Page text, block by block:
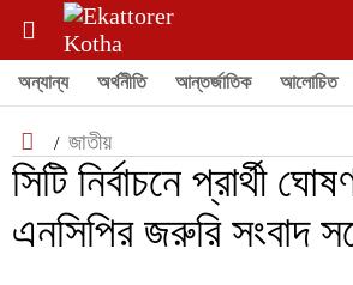
অন্যান্য অর্থনীতি আন্তর্জাতিক আলোচিত
/ জাতীয়
সিটি নির্বাচনে প্রার্থী
এনসিপির জরুরি সংবাদ